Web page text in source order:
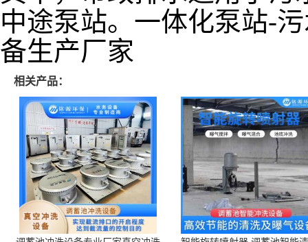
中途泵站。一体化泵站-
备生产厂家
相关产品：